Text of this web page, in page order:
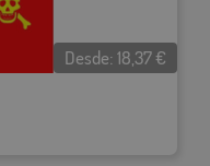
Desde:18,37€